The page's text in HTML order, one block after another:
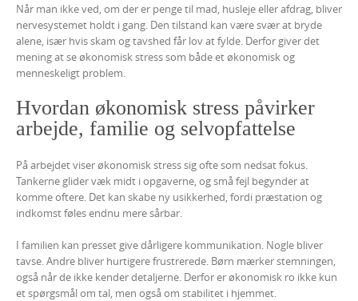
Når man ikke ved, om der er penge til mad, husleje eller afdrag, bliver
nervesystemet holdt i gang. Den tilstand kan være svær at bryde
alene, især hvis skam og tavshed får lov at fylde. Derfor giver det
mening at se økonomisk stress som både et økonomisk og
menneskeligt problem.
Hvordan økonomisk stress påvirker
arbejde, familie og selvopfattelse
På arbejdet viser økonomisk stress sig ofte som nedsat fokus.
Tankerne glider væk midt i opgaverne, og små fejl begynder at
komme oftere. Det kan skabe ny usikkerhed, fordi præstation og
indkomst føles endnu mere sårbar.
I familien kan presset give dårligere kommunikation. Nogle bliver
tavse. Andre bliver hurtigere frustrerede. Børn mærker stemningen,
også når de ikke kender detaljerne. Derfor er økonomisk ro ikke kun
et spørgsmål om tal, men også om stabilitet i hjemmet.